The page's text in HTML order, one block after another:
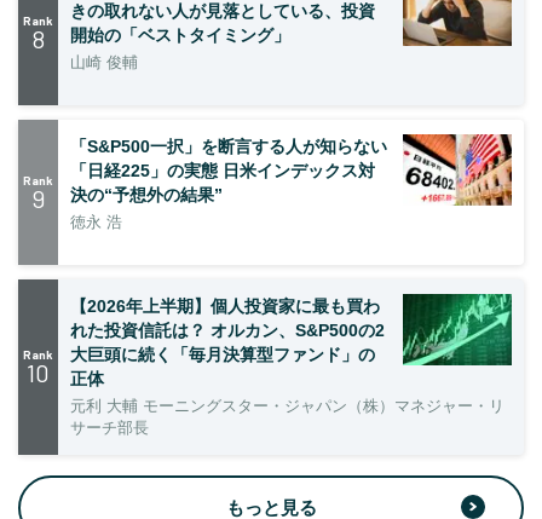
Rank
8
きの取れない人が見落としている、投資
開始の「ベストタイミング」
山崎 俊輔
Rank
9
「S&P500一択」を断言する人が知らない
「日経225」の実態 日米インデックス対
決の“予想外の結果”
徳永 浩
Rank
10
【2026年上半期】個人投資家に最も買わ
れた投資信託は？ オルカン、S&P500の2
大巨頭に続く「毎月決算型ファンド」の
正体
元利 大輔 モーニングスター・ジャパン（株）マネジャー・リ
サーチ部長
もっと見る